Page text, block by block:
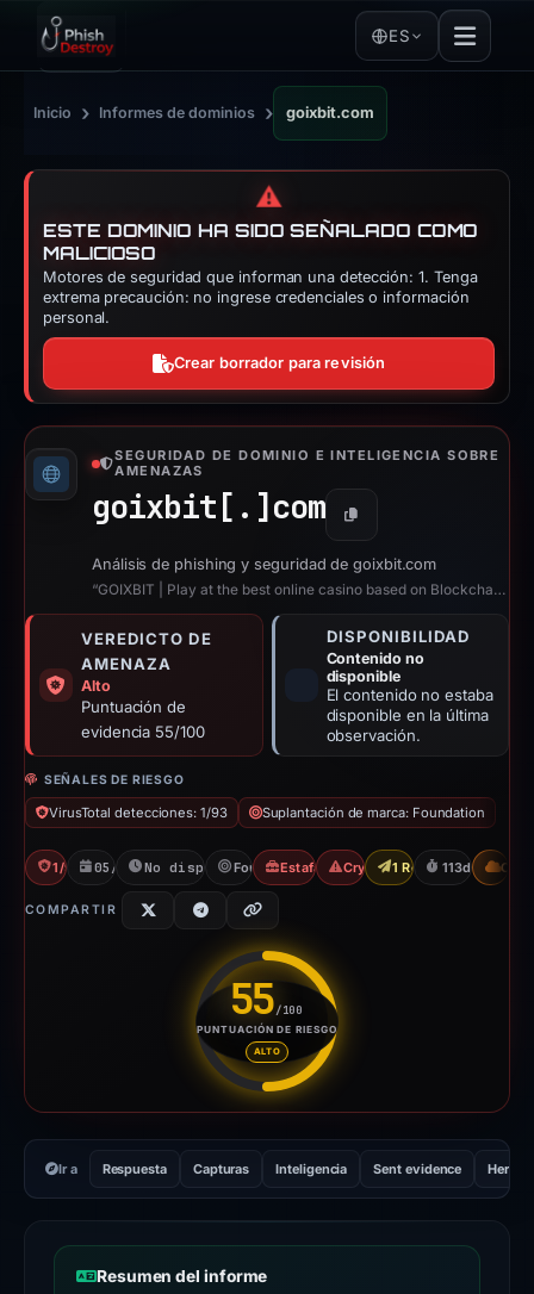
ES
Inicio › Informes de dominios › goixbit.com
⚠️
ESTE DOMINIO HA SIDO SEÑALADO COMO
MALICIOSO
Motores de seguridad que informan una detección: 1. Tenga
extrema precaución: no ingrese credenciales o información
personal.
Crear borrador para revisión
SEGURIDAD DE DOMINIO E INTELIGENCIA SOBRE
AMENAZAS
goixbit[.] com Copiar
Análisis de phishing y seguridad de goixbit.com
“GOIXBIT | Play at the best online casino based on Blockchain”
VEREDICTO DE
AMENAZA
Alto
Puntuación de
evidencia 55/100
DISPONIBILIDAD
Contenido no
disponible
El contenido no estaba
disponible en la última
observación.
SEÑALES DE RIESGO
VirusTotal detecciones: 1/93 Suplantación de marca: Foundation
1/93 VT05/01/2026No disponible desde 28/04/2026
FoundationEstafa a los jugadores
Crypto Scam1 Report Sent
113d to CDN
COMPARTIR
55/100
PUNTUACIÓN DE RIESGO
ALTO
Puntuación de riesgo: 55
Ir a Respuesta Capturas Inteligencia Sent evidence
Resumen del informe